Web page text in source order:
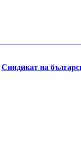
Синдикат на